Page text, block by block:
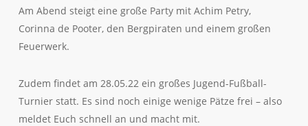
Am Abend steigt eine große Party mit Achim Petry,
Corinna de Pooter, den Bergpiraten und einem großen
Feuerwerk.
Zudem findet am 28.05.22 ein großes Jugend-Fußball-
Turnier statt. Es sind noch einige wenige Pätze frei – also
meldet Euch schnell an und macht mit.